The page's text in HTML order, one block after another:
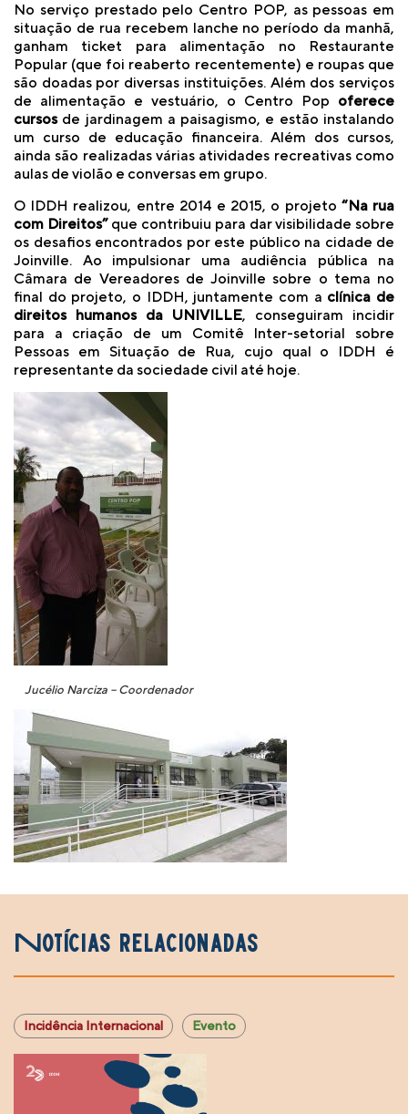
No serviço prestado pelo Centro POP, as pessoas em
situação de rua recebem lanche no período da manhã,
ganham ticket para alimentação no Restaurante
Popular (que foi reaberto recentemente) e roupas que
são doadas por diversas instituições. Além dos serviços
de alimentação e vestuário, o Centro Pop oferece
cursosde jardinagem a paisagismo, e estão instalando
um curso de educação financeira. Além dos cursos,
ainda são realizadas várias atividades recreativas como
aulas de violão e conversas em grupo.
O IDDH realizou, entre 2014 e 2015, o projeto “Na rua
com Direitos”que contribuiu para dar visibilidade sobre
os desafios encontrados por este público na cidade de
Joinville. Ao impulsionar uma audiência pública na
Câmara de Vereadores de Joinville sobre o tema no
final do projeto, o IDDH, juntamente com a clínica de
direitos humanos da UNIVILLE, conseguiram incidir
para a criação de um Comitê Inter-setorial sobre
Pessoas em Situação de Rua, cujo qual o IDDH é
representante da sociedade civil até hoje.
Jucélio Narciza – Coordenador
Notícias relacionadas
Incidência Internacional Evento